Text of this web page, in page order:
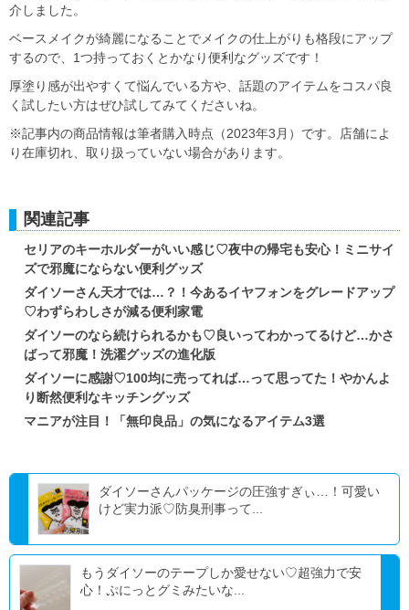
介しました。
ベースメイクが綺麗になることでメイクの仕上がりも格段にアップ
するので、1つ持っておくとかなり便利なグッズです！
厚塗り感が出やすくて悩んでいる方や、話題のアイテムをコスパ良
く試したい方はぜひ試してみてくださいね。
※記事内の商品情報は筆者購入時点（2023年3月）です。店舗によ
り在庫切れ、取り扱っていない場合があります。
関連記事
セリアのキーホルダーがいい感じ♡夜中の帰宅も安心！ミニサイ
ズで邪魔にならない便利グッズ
ダイソーさん天才では…？！今あるイヤフォンをグレードアップ
♡わずらわしさが減る便利家電
ダイソーのなら続けられるかも♡良いってわかってるけど…かさ
ばって邪魔！洗濯グッズの進化版
ダイソーに感謝♡100均に売ってれば…って思ってた！やかんよ
り断然便利なキッチングッズ
マニアが注目！「無印良品」の気になるアイテム3選
ダイソーさんパッケージの圧強すぎぃ…！可愛い
けど実力派♡防臭刑事って...
もうダイソーのテープしか愛せない♡超強力で安
心！ぷにっとグミみたいな...